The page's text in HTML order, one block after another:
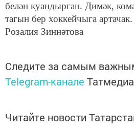
белән куандырган. Димәк,
тагын бер хоккейчыга артачак.
Розалия Зиннәтова
Следите за самым
Telegram-канале Татмедиа
Читайте новости